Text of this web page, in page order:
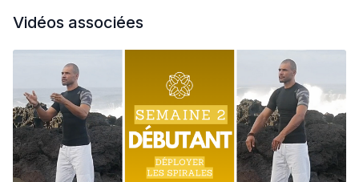
Vidéos associées